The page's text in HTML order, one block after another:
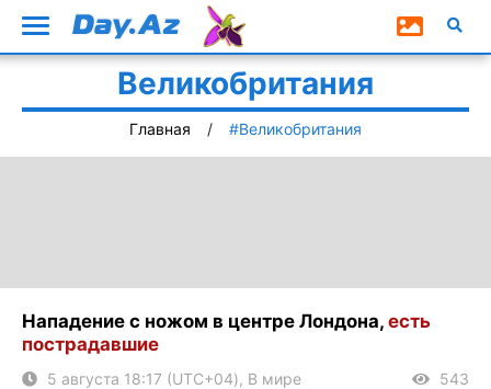
Великобритания
Главная #Великобритания
Нападение с ножом в центре Лондона, есть
пострадавшие
5 августа 18:17 (UTC+04), В мире 543
Включить
изображения